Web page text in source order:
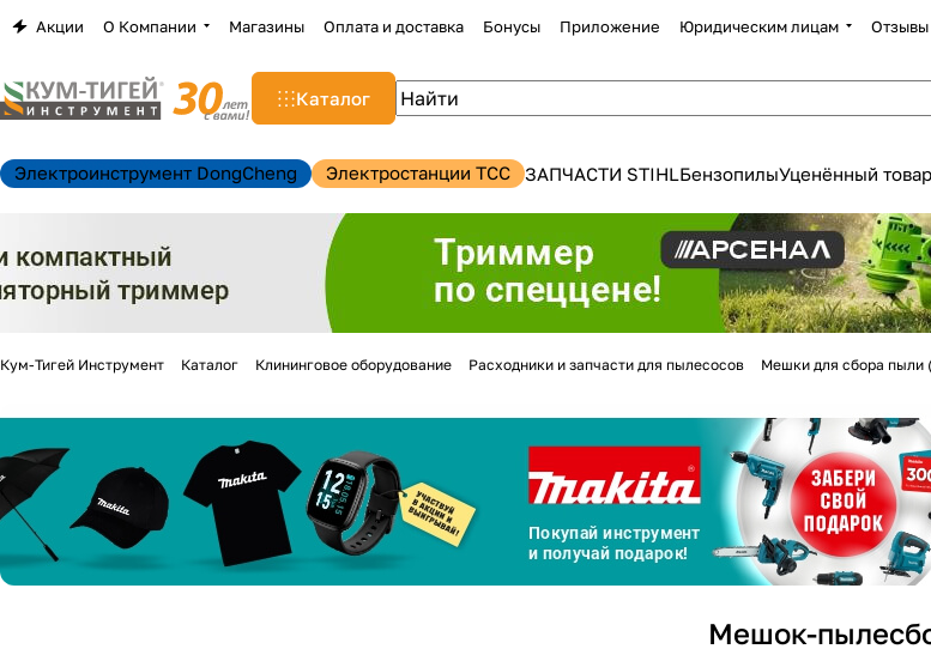
Акции О Компании Магазины Оплата и доставка Бонусы Приложение Юридическим лицам Отзывы
Каталог
Электроинструмент DongCheng Электростанции TCC ЗАПЧАСТИ STIHLБензопилыУценённый товар
Кум-Тигей Инструмент Каталог Клининговое оборудование Расходники и запчасти для пылесосов Мешки для сбора пыли
Мешок-
Для клиентов всех банков
на частибез переплат
График платежей